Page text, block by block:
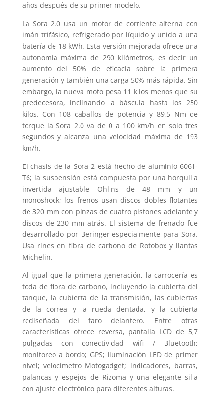
años después de su primer modelo.
La Sora 2.0 usa un motor de corriente alterna con
imán trifásico, refrigerado por líquido y unido a una
batería de 18 kWh. Esta versión mejorada ofrece una
autonomía máxima de 290 kilómetros, es decir un
aumento del 50% de eficacia sobre la primera
generación y también una carga 50% más rápida. Sin
embargo, la nueva moto pesa 11 kilos menos que su
predecesora, inclinando la báscula hasta los 250
kilos. Con 108 caballos de potencia y 89,5 Nm de
torque la Sora 2.0 va de 0 a 100 km/h en solo tres
segundos y alcanza una velocidad máxima de 193
km/h.
El chasís de la Sora 2 está hecho de aluminio 6061-
T6; la suspensión está compuesta por una horquilla
invertida ajustable Ohlins de 48 mm y un
monoshock; los frenos usan discos dobles flotantes
de 320 mm con pinzas de cuatro pistones adelante y
discos de 230 mm atrás. El sistema de frenado fue
desarrollado por Beringer especialmente para Sora.
Usa rines en fibra de carbono de Rotobox y llantas
Michelin.
Al igual que la primera generación, la carrocería es
toda de fibra de carbono, incluyendo la cubierta del
tanque, la cubierta de la transmisión, las cubiertas
de la correa y la rueda dentada, y la cubierta
rediseñada del faro delantero. Entre otras
características ofrece reversa, pantalla LCD de 5,7
pulgadas con conectividad wifi / Bluetooth;
monitoreo a bordo; GPS; iluminación LED de primer
nivel; velocímetro Motogadget; indicadores, barras,
palancas y espejos de Rizoma y una elegante silla
con ajuste electrónico para diferentes alturas.